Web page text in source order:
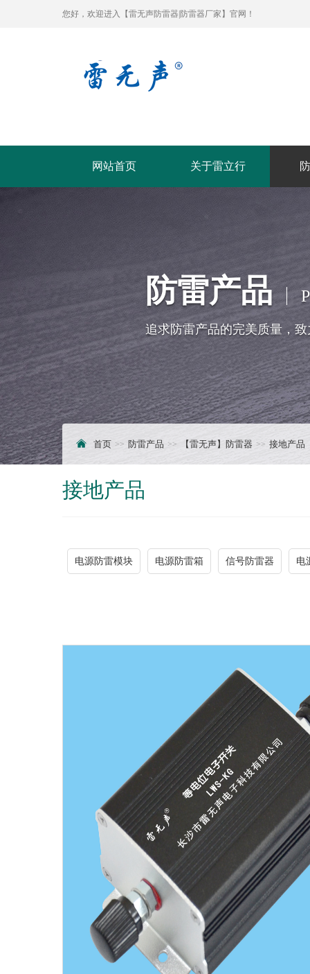
您好，欢迎进入【雷无声防雷器|防雷器厂家】官网！
网站首页 关于雷立行
防雷产品
追求防雷产品的完美质量，
首页 防雷产品 【雷无声】防雷器 接地产品
接地产品
电源防雷模块 电源防雷箱 信号防雷器 电